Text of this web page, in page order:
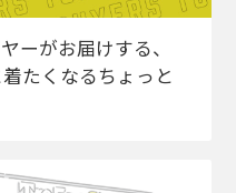
ーがお届けする、
たくなるちょっと